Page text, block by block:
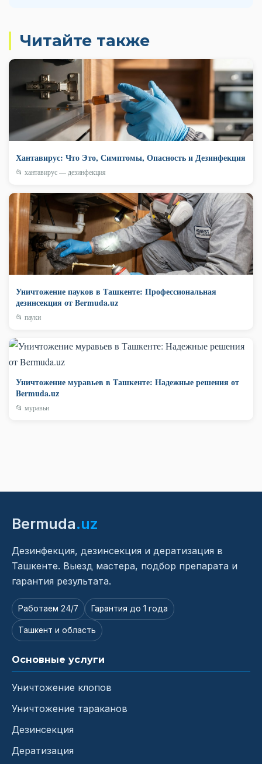
Читайте также
Хантавирус: Что Это, Симптомы, Опасность и Дезинфекция
📂 хантавирус — дезинфекция
Уничтожение пауков в Ташкенте: Профессиональная
дезинсекция от Bermuda.uz
📂 пауки
Уничтожение муравьев в Ташкенте: Надежные решения от
Bermuda.uz
📂 муравьи
Bermuda.uz
Дезинфекция, дезинсекция и дератизация в
Ташкенте. Выезд мастера, подбор препарата и
гарантия результата.
Работаем 24/7 Гарантия до 1 года
Ташкент и область
Основные услуги
Уничтожение клопов
Уничтожение тараканов
Дезинсекция
Дератизация